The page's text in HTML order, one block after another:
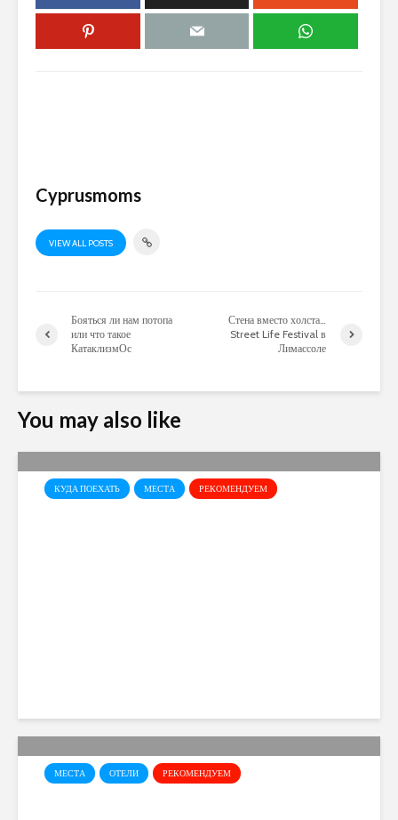
Cyprusmoms
VIEW ALL POSTS
Бояться ли нам потопа
или что такое
КатаклизмОс
Стена вместо холста…
Street Life Festival в
Лимассоле
You may also like
КУДА ПОЕХАТЬ МЕСТА РЕКОМЕНДУЕМ
МЕСТА ОТЕЛИ РЕКОМЕНДУЕМ